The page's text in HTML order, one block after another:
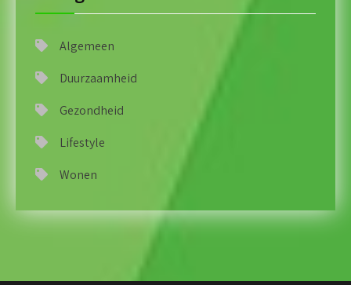
Algemeen
Duurzaamheid
Gezondheid
Lifestyle
Wonen